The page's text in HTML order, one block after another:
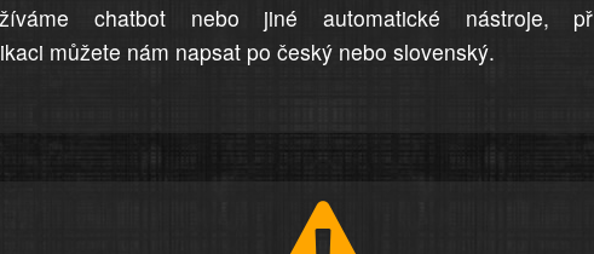
chatbot nebo jiné automatické nástroje,
můžete nám napsat po český nebo slovenský.